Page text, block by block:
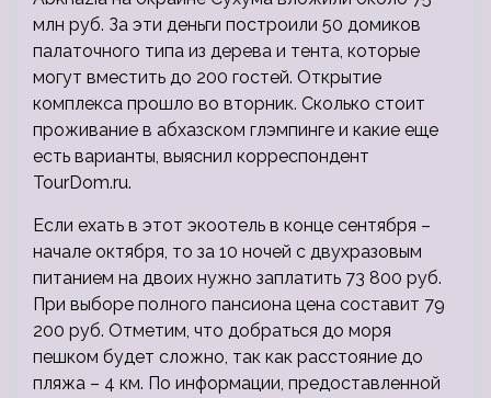
млн руб. За эти деньги построили 50 домиков
палаточного типа из дерева и тента, которые
могут вместить до 200 гостей. Открытие
комплекса прошло во вторник. Сколько стоит
проживание в абхазском глэмпинге и какие еще
есть варианты, выяснил корреспондент
TourDom.ru.
Если ехать в этот экоотель в конце сентября –
начале октября, то за 10 ночей с двухразовым
питанием на двоих нужно заплатить 73 800 руб.
При выборе полного пансиона цена составит 79
200 руб. Отметим, что добраться до моря
пешком будет сложно, так как расстояние до
пляжа – 4 км. По информации, предоставленной